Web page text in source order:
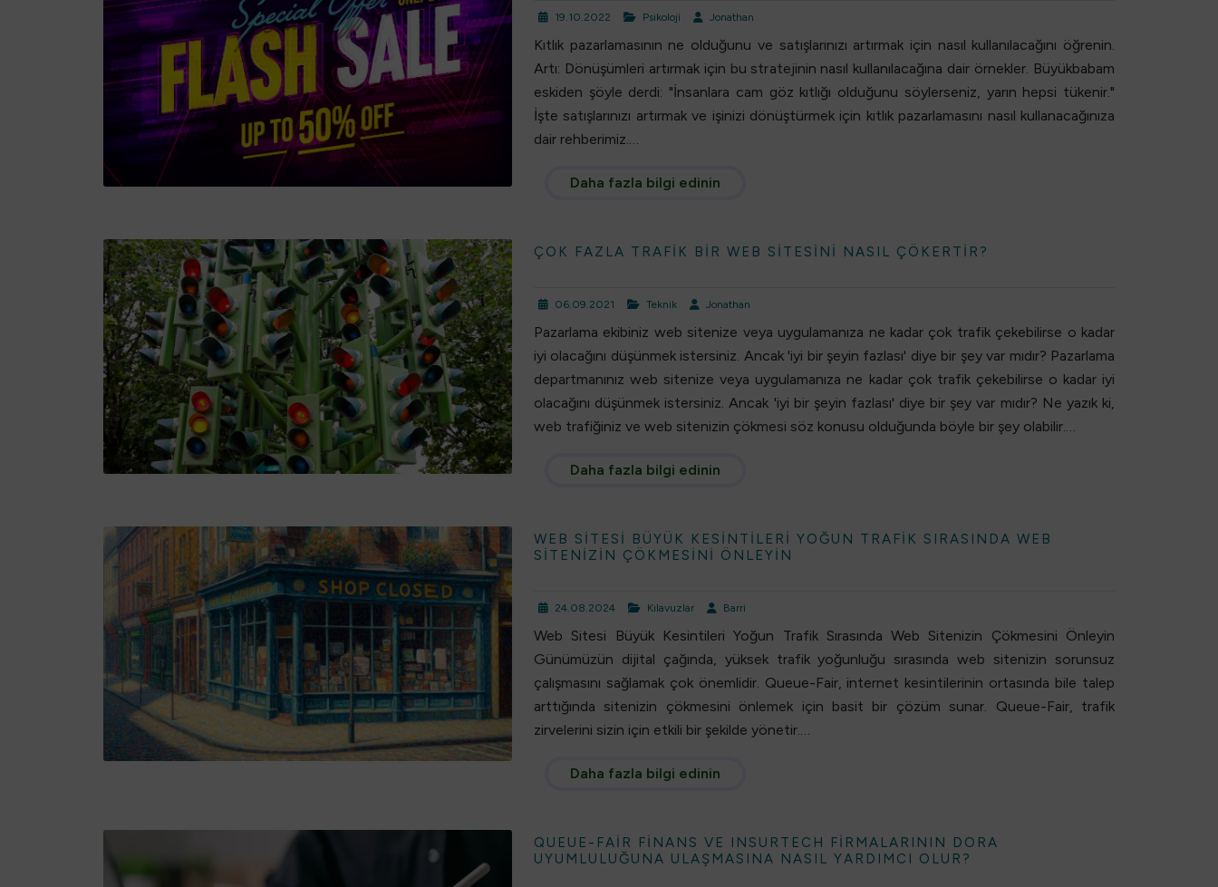
19.10.2022 Psikoloji Jonathan
Kıtlık pazarlamasının ne olduğunu ve satışlarınızı artırmak için nasıl kullanılacağını öğrenin.
Artı: Dönüşümleri artırmak için bu stratejinin nasıl kullanılacağına dair örnekler. Büyükbabam
eskiden şöyle derdi: "İnsanlara cam göz kıtlığı olduğunu söylerseniz, yarın hepsi tükenir."
İşte satışlarınızı artırmak ve işinizi dönüştürmek için kıtlık pazarlamasını nasıl kullanacağınıza
dair rehberimiz.…
Daha fazla bilgi edinin
ÇOK FAZLA TRAFIK BIR WEB SITESINI NASIL ÇÖKERTIR?
06.09.2021 Teknik Jonathan
Pazarlama ekibiniz web sitenize veya uygulamanıza ne kadar çok trafik çekebilirse o kadar
iyi olacağını düşünmek istersiniz. Ancak 'iyi bir şeyin fazlası' diye bir şey var mıdır? Pazarlama
departmanınız web sitenize veya uygulamanıza ne kadar çok trafik çekebilirse o kadar iyi
olacağını düşünmek istersiniz. Ancak 'iyi bir şeyin fazlası' diye bir şey var mıdır? Ne yazık ki,
web trafiğiniz ve web sitenizin çökmesi söz konusu olduğunda böyle bir şey olabilir.…
Daha fazla bilgi edinin
WEB SITESI BÜYÜK KESINTILERI YOĞUN TRAFIK SIRASINDA WEB
SITENIZIN ÇÖKMESINI ÖNLEYIN
24.08.2024 Kılavuzlar Barri
Web Sitesi Büyük Kesintileri Yoğun Trafik Sırasında Web Sitenizin Çökmesini Önleyin
Günümüzün dijital çağında, yüksek trafik yoğunluğu sırasında web sitenizin sorunsuz
çalışmasını sağlamak çok önemlidir. Queue-Fair, internet kesintilerinin ortasında bile talep
arttığında sitenizin çökmesini önlemek için basit bir çözüm sunar. Queue-Fair, trafik
zirvelerini sizin için etkili bir şekilde yönetir.…
Daha fazla bilgi edinin
QUEUE-FAIR FINANS VE INSURTECH FIRMALARININ DORA
UYUMLULUĞUNA ULAŞMASINA NASIL YARDIMCI OLUR?